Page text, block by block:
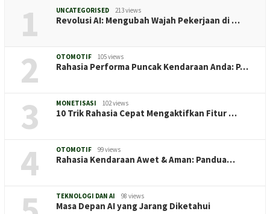
1 UNCATEGORISED 213 views
Revolusi AI: Mengubah Wajah Pekerjaan di …
2 OTOMOTIF 105 views
Rahasia Performa Puncak Kendaraan Anda: P…
3 MONETISASI 102 views
10 Trik Rahasia Cepat Mengaktifkan Fitur …
4 OTOMOTIF 99 views
Rahasia Kendaraan Awet & Aman: Pandua…
TEKNOLOGI DAN AI 98 views
Masa Depan AI yang Jarang Diketahui